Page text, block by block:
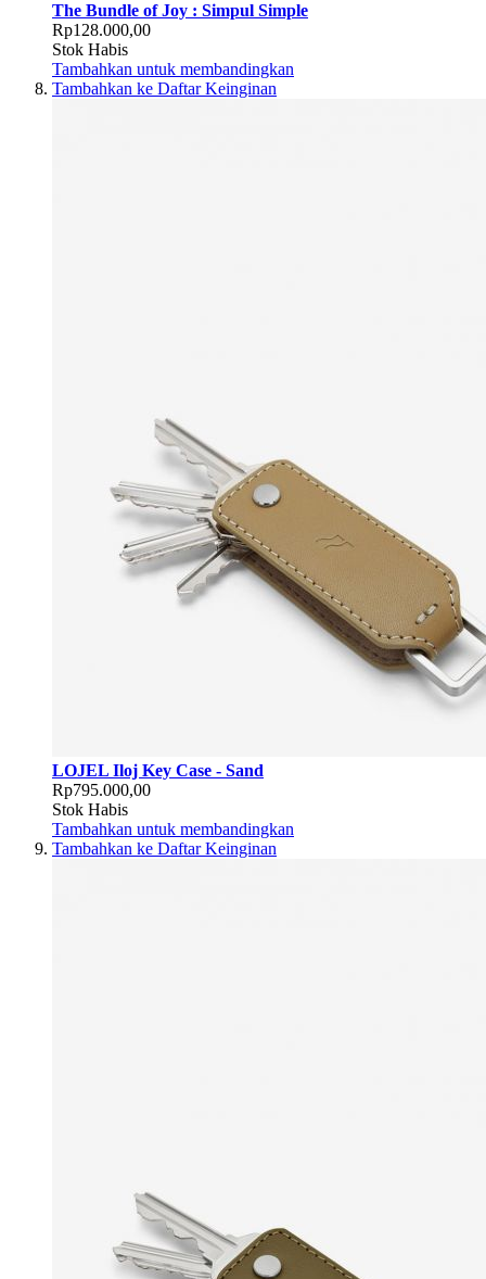
The Bundle of Joy : Simpul Simple
Rp128.000,00
Stok Habis
Tambahkan untuk membandingkan
Tambahkan ke Daftar Keinginan
LOJEL Iloj Key Case - Sand
Rp795.000,00
Stok Habis
Tambahkan untuk membandingkan
Tambahkan ke Daftar Keinginan